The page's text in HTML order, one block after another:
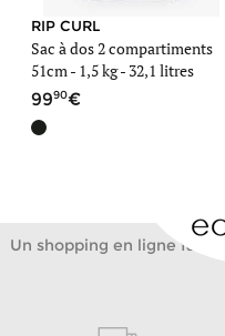
RIP CURL
Sac à dos 2 compartiments
51cm - 1,5 kg- 32,1 litres
9990
Un shopping en ligne facile